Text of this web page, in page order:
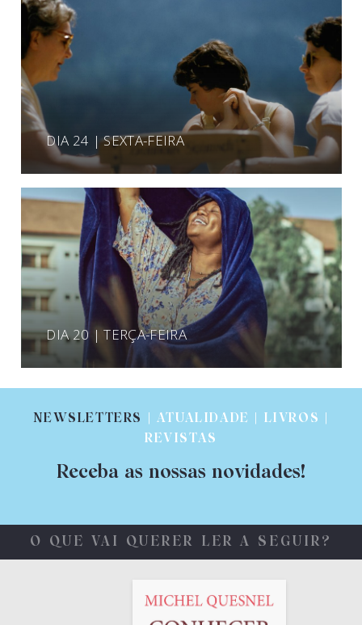
DIA 24 | SEXTA-FEIRA
DIA 20 | TERÇA-FEIRA
NEWSLETTERS
| ATUALIDADE | LIVROS |
REVISTAS
Receba as nossas novidades!
O QUE VAI QUERER LER A SEGUIR?